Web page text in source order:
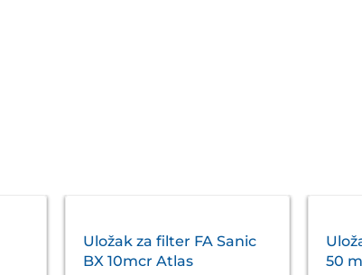
Uložak za filter FA Sanic
BX 10mcr Atlas
50